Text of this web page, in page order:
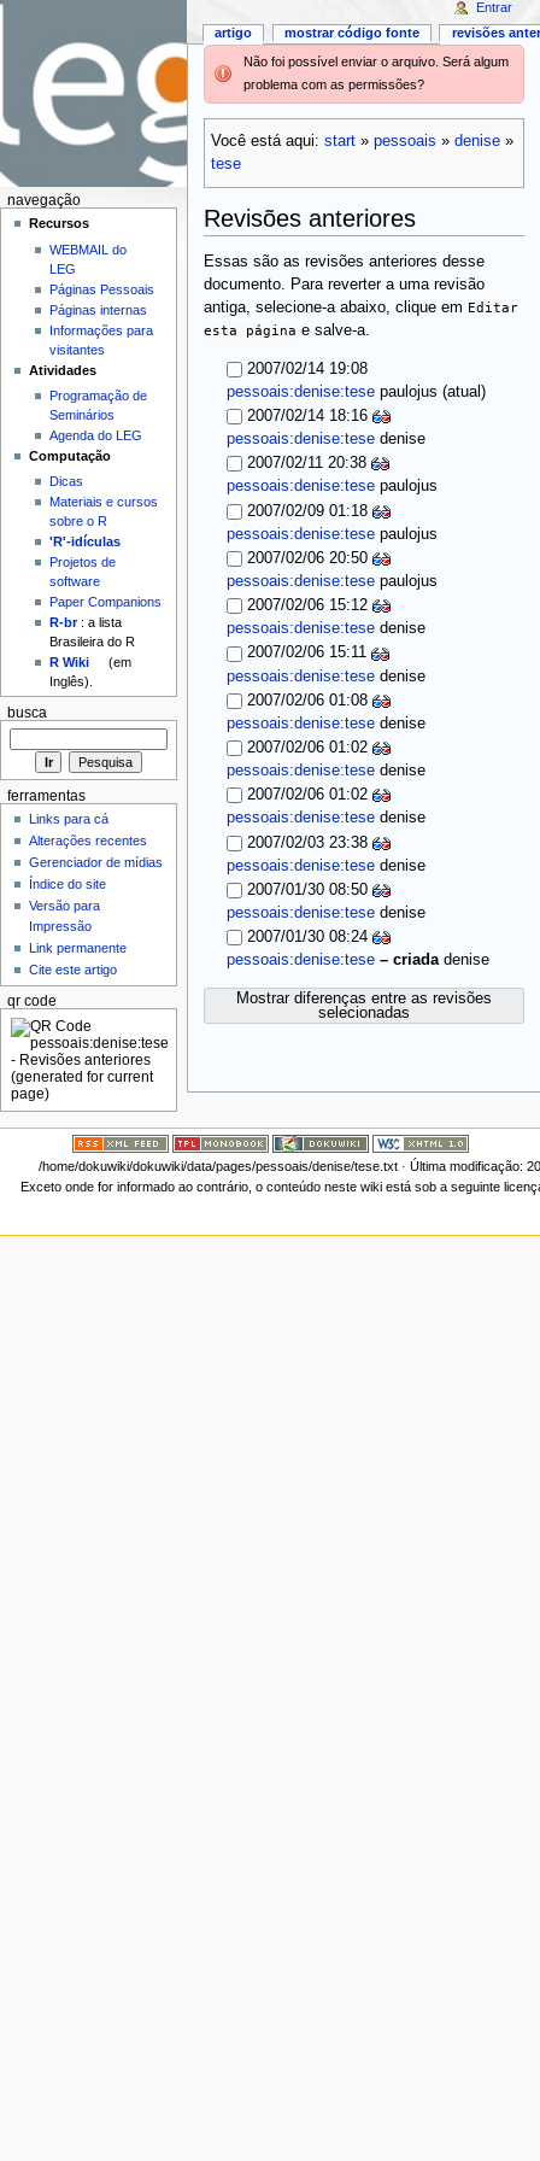
Não foi possível enviar o arquivo. Será algum
problema com as permissões?
Você está aqui: start» pessoais » denise»
tese
Revisões anteriores
Essas são as revisões anteriores desse
documento. Para reverter a uma revisão
antiga, selecione-a abaixo, clique em Editar
esta página e salve-a.
2007/02/14 19:08
pessoais:denise:tese paulojus (atual)
2007/02/14 18:16
pessoais:denise:tese denise
2007/02/11 20:38
pessoais:denise:tese paulojus
2007/02/09 01:18
pessoais:denise:tese paulojus
2007/02/06 20:50
pessoais:denise:tese paulojus
2007/02/06 15:12
pessoais:denise:tese denise
2007/02/06 15:11
pessoais:denise:tese denise
2007/02/06 01:08
pessoais:denise:tese denise
2007/02/06 01:02
pessoais:denise:tese denise
2007/02/06 01:02
pessoais:denise:tese denise
2007/02/03 23:38
pessoais:denise:tese denise
2007/01/30 08:50
pessoais:denise:tese denise
2007/01/30 08:24
pessoais:denise:tese – criada denise
Mostrar diferenças entre as revisões
selecionadas
artigo mostrar código fonte revisões
Entrar
navegação
Recursos
WEBMAIL do
LEG
Páginas Pessoais
Páginas internas
Informações para
visitantes
Atividades
Programação de
Seminários
Agenda do LEG
Computação
Dicas
Materiais e cursos
sobre o R
'R'-idículas
Projetos de
software
Paper Companions
R-br: a lista
Brasileira do R
R Wiki
(em
Inglês).
busca
ferramentas
Links para cá
Alterações recentes
Gerenciador de mídias
Índice do site
Versão para
Impressão
Link permanente
Cite este artigo
qr code
/home/dokuwiki/dokuwiki/data/pages/pessoais/denise/tese.txt· Última modificação:
Exceto onde for informado ao contrário, o conteúdo neste wiki está sob a seguinte